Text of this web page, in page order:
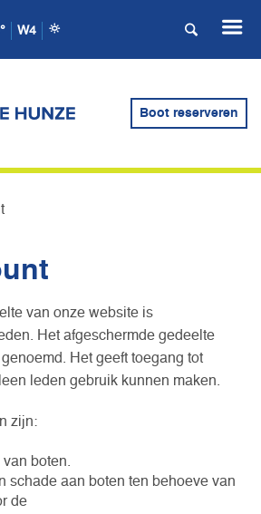
W4
Boot reserveren
van onze website is
Het afgeschermde gedeelte
Het geeft toegang tot
leden gebruik kunnen maken.
zijn:
van boten.
schade aan boten ten behoeve van
de